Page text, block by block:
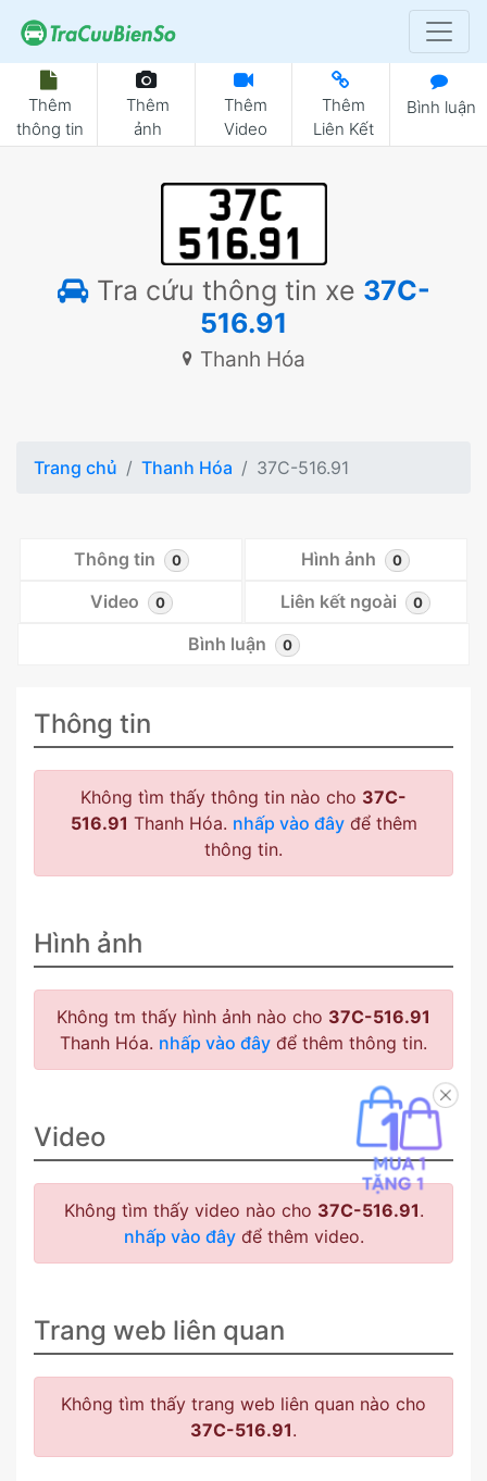
Thêm
thông tin
Thêm
ảnh
Thêm
Video
Thêm
Liên Kết
Bình luận
Tra cứu thông tin xe 37C-
516.91
Thanh Hóa
Trang chủ Thanh Hóa 37C-516.91
Thông tin 0 Hình ảnh 0
Video 0 Liên kết ngoài 0
Bình luận 0
Thông tin
Không tìm thấy thông tin nào cho 37C-
516.91 Thanh Hóa. nhấp vào đâyđể thêm
thông tin.
Hình ảnh
Không tm thấy hình ảnh nào cho 37C-516.91
Thanh Hóa. nhấp vào đây để thêm thông tin.
Video
Không tìm thấy video nào cho 37C-516.91.
nhấp vào đâyđể thêm video.
Trang web liên quan
Không tìm thấy trang web liên quan nào cho
37C-516.91.